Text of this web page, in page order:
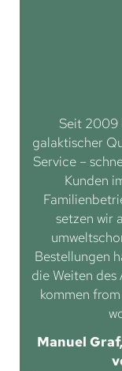
Seit 2009
galaktischer
Service –
Kunden
setzen wir
Bestellungen
die Weiten
kommen
Manuel